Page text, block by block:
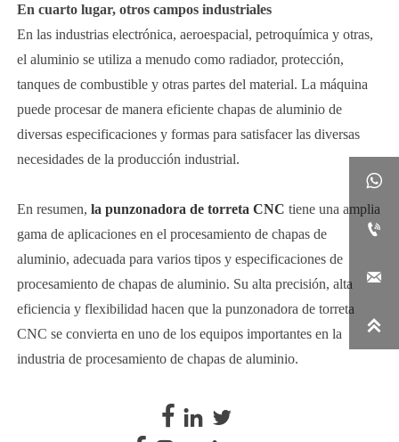
En cuarto lugar, otros campos industriales
En las industrias electrónica, aeroespacial, petroquímica y otras,
el aluminio se utiliza a menudo como radiador, protección,
tanques de combustible y otras partes del material. La máquina
puede procesar de manera eficiente chapas de aluminio de
diversas especificaciones y formas para satisfacer las diversas
necesidades de la producción industrial.
En resumen, la punzonadora de torreta CNC tiene una amplia
gama de aplicaciones en el procesamiento de chapas de
aluminio, adecuada para varios tipos y especificaciones de
procesamiento de chapas de aluminio. Su alta precisión, alta
eficiencia y flexibilidad hacen que la punzonadora de torreta
CNC se convierta en uno de los equipos importantes en la
industria de procesamiento de chapas de aluminio.
  



